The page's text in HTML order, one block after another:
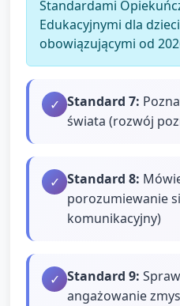
Standardami
Edukacyjnymi dla
obowiązującymi od
✓ Standard 7:
świata (rozwój
✓ Standard 8:
porozumiewanie
komunikacyjny)
✓ Standard 9:
angażowanie